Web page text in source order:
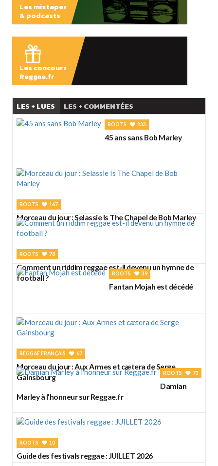
Les mixtapes
& podcasts
Les concours
Reggae.fr
LES + LUES LES + COMMENTÉES
ROOTS 233
45 ans sans Bob Marley
ROOTS 167
Morceau du jour : Selassie Is The Chapel de Bob Marley
ROOTS 78
Comment un riddim reggae est-il devenu un hymne de
football ?
ROOTS 39
Fantan Mojah est décédé
REGGAE FRANÇAIS 67
Morceau du jour : Aux Armes et cætera de Serge
Gainsbourg
ROOTS 73
Damian
Marley à l'honneur sur Reggae.fr
ROOTS 10
Guide des festivals reggae : JUILLET 2026